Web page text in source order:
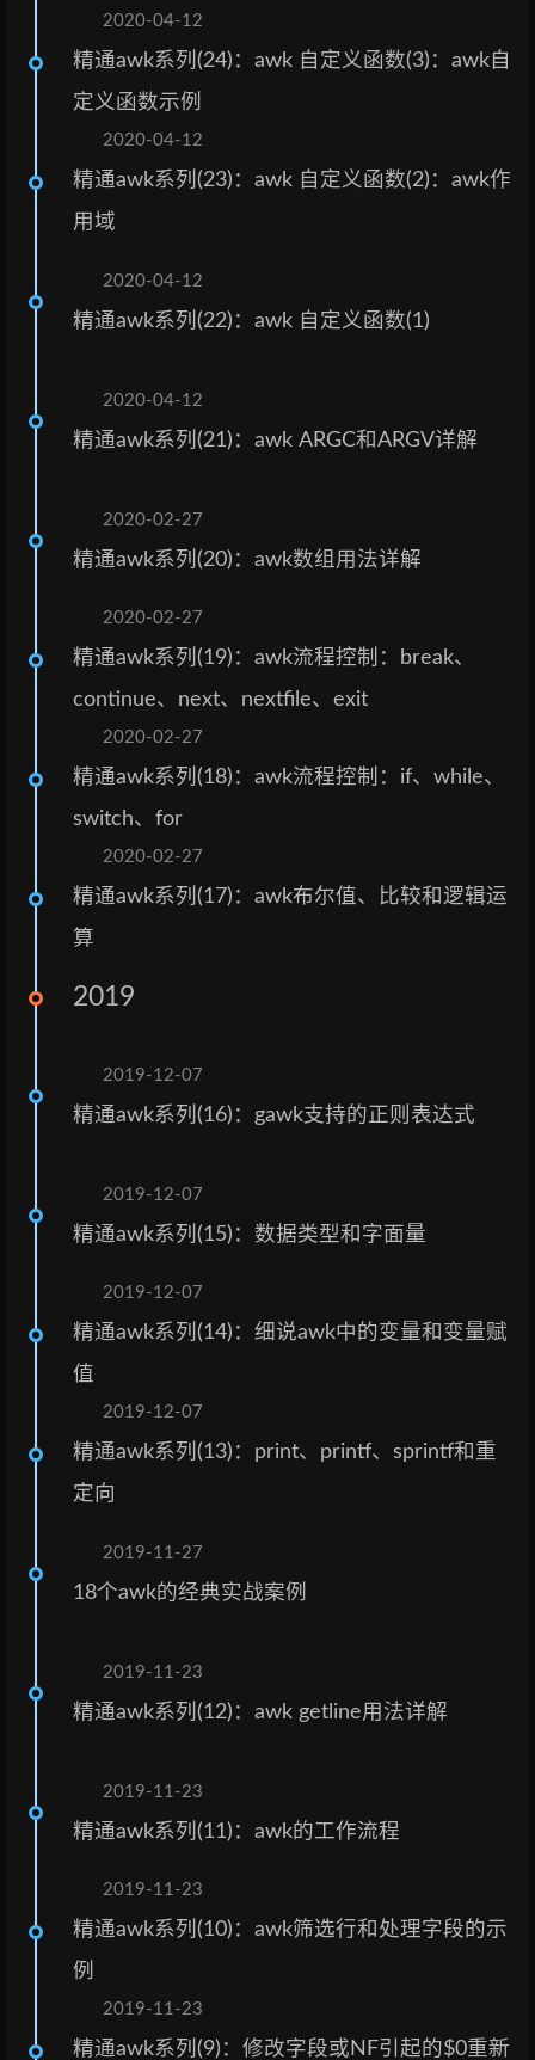
2020-04-12
精通awk系列(24)：awk 自定义函数(3)：awk自
定义函数示例
2020-04-12
精通awk系列(23)：awk 自定义函数(2)：awk作
用域
2020-04-12
精通awk系列(22)：awk 自定义函数(1)
2020-04-12
精通awk系列(21)：awk ARGC和ARGV详解
2020-02-27
精通awk系列(20)：awk数组用法详解
2020-02-27
精通awk系列(19)：awk流程控制：break、
continue、next、nextfile、exit
2020-02-27
精通awk系列(18)：awk流程控制：if、while、
switch、for
2020-02-27
精通awk系列(17)：awk布尔值、比较和逻辑运
算
2019
2019-12-07
精通awk系列(16)：gawk支持的正则表达式
2019-12-07
精通awk系列(15)：数据类型和字面量
2019-12-07
精通awk系列(14)：细说awk中的变量和变量赋
值
2019-12-07
精通awk系列(13)：print、printf、sprintf和重
定向
2019-11-27
18个awk的经典实战案例
2019-11-23
精通awk系列(12)：awk getline用法详解
2019-11-23
精通awk系列(11)：awk的工作流程
2019-11-23
精通awk系列(10)：awk筛选行和处理字段的示
例
2019-11-23
精通awk系列(9)：修改字段或NF引起的$0重新